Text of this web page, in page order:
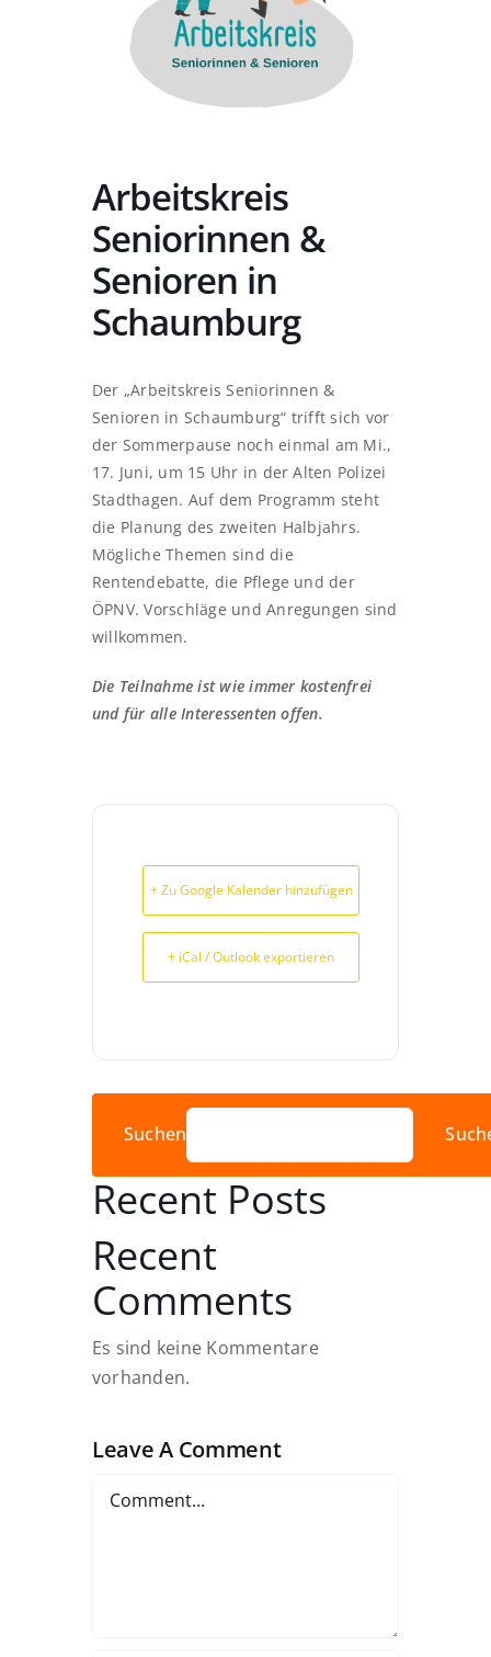
Arbeitskreis
Seniorinnen &
Senioren in
Schaumburg
Der „Arbeitskreis Seniorinnen &
Senioren in Schaumburg“ trifft sich vor
der Sommerpause noch einmal am Mi.,
17. Juni, um 15 Uhr in der Alten Polizei
Stadthagen. Auf dem Programm steht
die Planung des zweiten Halbjahrs.
Mögliche Themen sind die
Rentendebatte, die Pflege und der
ÖPNV. Vorschläge und Anregungen sind
willkommen.
Die Teilnahme ist wie immer kostenfrei
und für alle Interessenten offen.
+ Zu Google Kalender hinzufügen
+ iCal / Outlook exportieren
Suchen
Recent Posts
Recent
Comments
Es sind keine Kommentare
vorhanden.
Leave A Comment